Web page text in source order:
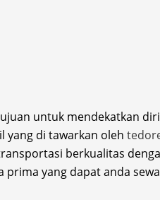
untuk mendekatkan
yang di tawarkan oleh
berkualitas
yang dapat anda